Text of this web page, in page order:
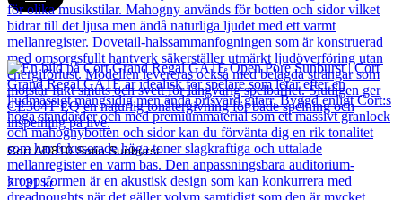
Cort AD810 Satin Sunburst
2 131kr